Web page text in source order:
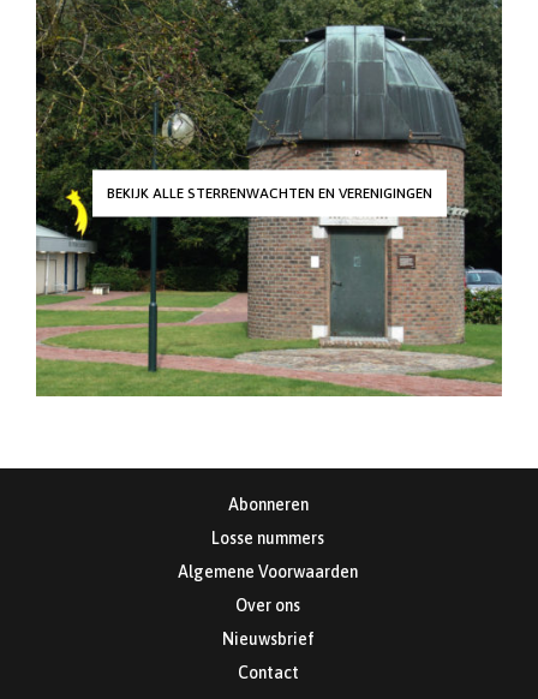
BEKIJK ALLE STERRENWACHTEN EN VERENIGINGEN
Abonneren
Losse nummers
Algemene Voorwaarden
Over ons
Nieuwsbrief
Contact